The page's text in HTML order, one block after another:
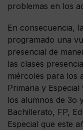
problemas en los
En consecuencia,
programado una
presencial de
las clases
miércoles para los
Primaria y
los alumnos de 3o
Bachillerato, FP,
Especial que este